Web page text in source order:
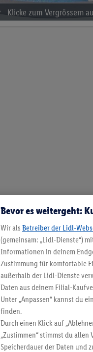
Bevor es weitergeht:
Wir als Betreiber der Lidl-
(gemeinsam: „Lidl-Dienste“)
Informationen in deinem
Zustimmung für komfortable
außerhalb der Lidl-Dienste
Daten aus deinem Filial-
Unter „Anpassen“ kannst du
finden.
Durch einen Klick auf
„Zustimmen“ stimmst du
Speicherdauer der Daten und